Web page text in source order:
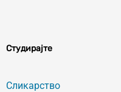
Студирајте
Сликарство